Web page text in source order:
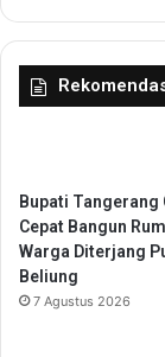
r
m
P
i
n
a
a
n
Bupati Tangerang
Cepat Bangun
Warga Diterjang
Beliung
7 Agustus 2026